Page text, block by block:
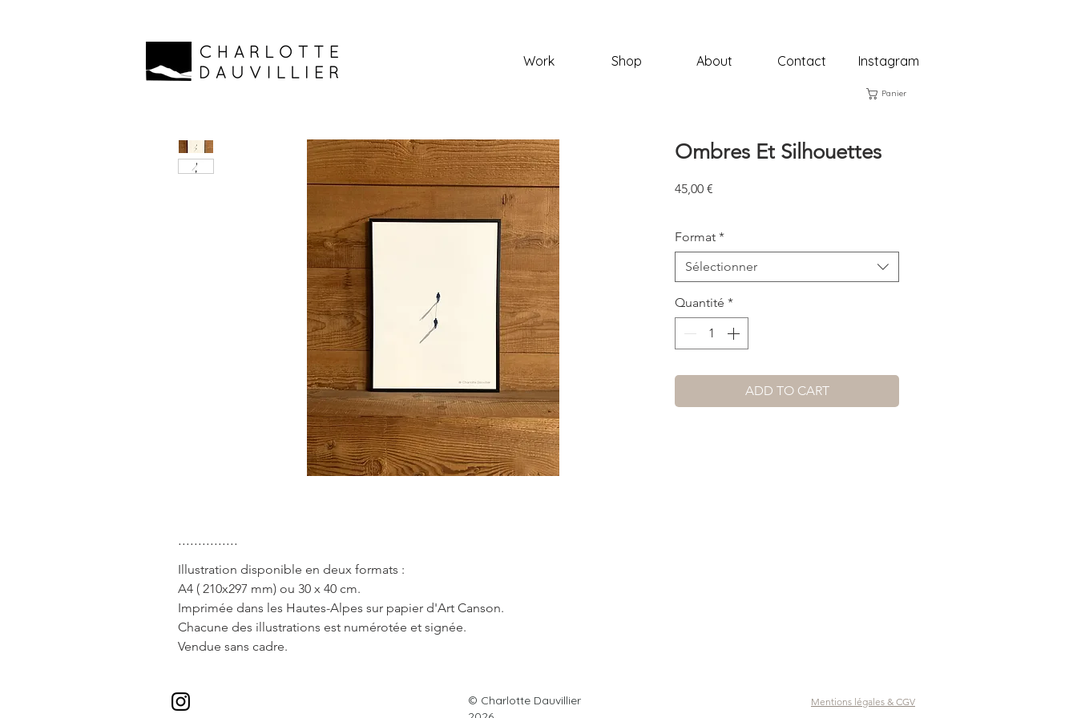
Work Shop About Contact Instagram
Panier
Ombres Et Silhouettes
45,00 €
Format *
Sélectionner
Quantité *
ADD TO CART
...............
Illustration disponible en deux formats :
A4 ( 210x297 mm) ou 30 x 40 cm.
Imprimée dans les Hautes-Alpes sur papier d'Art Canson.
Chacune des illustrations est numérotée et signée.
Vendue sans cadre.
© Charlotte Dauvillier
Mentions légales & CGV